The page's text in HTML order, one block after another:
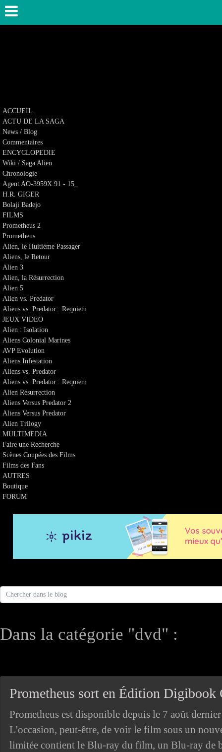
ACCUEIL
ACTU DE LA SAGA
News / Blog
Commentaires
ENCYCLOPEDIE
Wiki / Saga Alien
Chronologie
Agent AO-3959X.91 - 15_
H.R. GIGER
Bolaji Badejo
FILMS
Prometheus 2
Prometheus
Alien, le Huitième Passager
Aliens, le Retour
Alien 3
Alien, la Résurrection
Alien 5
Alien vs. Predator
Aliens vs. Predator : Requiem
JEUX VIDEO
Alien : Isolation
Aliens Colonial Marines
AVP Evolution
Aliens Infestation
Aliens vs. Predator
Aliens vs. Predator : Requiem
Alien Résurrection
Aliens Versus Predator 2
Aliens Versus Predator
Alien Trilogy
MULTIMEDIA
Faire une Recherche
Scènes Coupées des Films
Films des Fans
AUTRES
Boutique
FORUM
Dans la catégorie "dvd" :
Prometheus sort en Édition
Prometheus est disponible depuis le 7 août
L'occasion, peut-être, de voir le film sous un
limitée contient le Blu-ray du film, un Blu-ray de